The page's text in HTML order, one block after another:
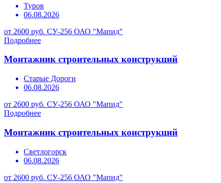
Туров
06.08.2026
от 2600 руб. СУ-256 ОАО "Мапид"
Подробнее
Монтажник строительных конструкций
Старые Дороги
06.08.2026
от 2600 руб. СУ-256 ОАО "Мапид"
Подробнее
Монтажник строительных конструкций
Светлогорск
06.08.2026
от 2600 руб. СУ-256 ОАО "Мапид"